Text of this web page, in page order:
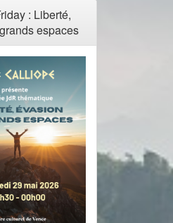
: Liberté,
espaces